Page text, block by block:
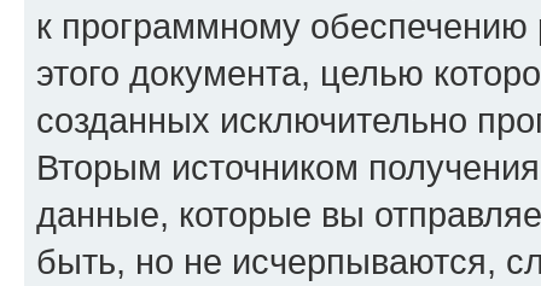
к программному обеспечению
этого документа, целью
созданных исключительно
Вторым источником
данные, которые вы
быть, но не исчерпываются,